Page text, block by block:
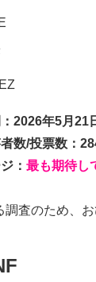
2026年5月21
数/投票数：
：最も期待し
査のため、お